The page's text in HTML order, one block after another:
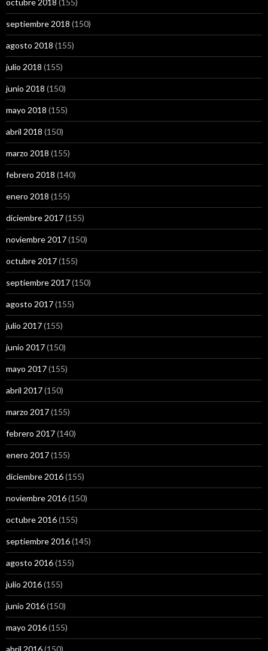
octubre 2018 (155)
septiembre 2018 (150)
agosto 2018 (155)
julio 2018 (155)
junio 2018 (150)
mayo 2018 (155)
abril 2018 (150)
marzo 2018 (155)
febrero 2018 (140)
enero 2018 (155)
diciembre 2017(155)
noviembre 2017(150)
octubre 2017(155)
septiembre 2017(150)
agosto 2017(155)
julio 2017(155)
junio 2017(150)
mayo 2017(155)
abril 2017(150)
marzo 2017(155)
febrero 2017(140)
enero 2017(155)
diciembre 2016(155)
noviembre 2016(150)
octubre 2016(155)
septiembre 2016(145)
agosto 2016(155)
julio 2016(155)
junio 2016(150)
mayo 2016(155)
abril 2016(150)